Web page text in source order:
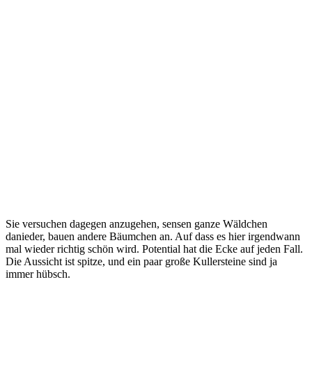
Sie versuchen dagegen anzugehen, sensen ganze Wäldchen
danieder, bauen andere Bäumchen an. Auf dass es hier irgendwann
mal wieder richtig schön wird. Potential hat die Ecke auf jeden Fall.
Die Aussicht ist spitze, und ein paar große Kullersteine sind ja
immer hübsch.